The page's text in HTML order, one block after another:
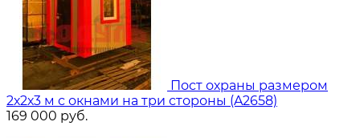
Пост охраны размером
2х2х3 м с окнами на три стороны (A2658)
169 000 руб.